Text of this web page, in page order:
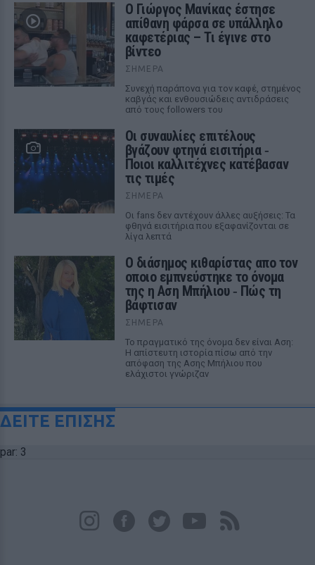
Ο Γιώργος Μανίκας έστησε
απίθανη φάρσα σε υπάλληλο
καφετέριας – Τι έγινε στο
βίντεο
ΣΉΜΕΡΑ
Συνεχή παράπονα για τον καφέ, στημένος
καβγάς και ενθουσιώδεις αντιδράσεις
από τους followers του
Οι συναυλίες επιτέλους
βγάζουν φτηνά εισιτήρια ‑
Ποιοι καλλιτέχνες κατέβασαν
τις τιμές
ΣΉΜΕΡΑ
Οι fans δεν αντέχουν άλλες αυξήσεις: Τα
φθηνά εισιτήρια που εξαφανίζονται σε
λίγα λεπτά
Ο διάσημος κιθαρίστας απο τον
οποιο εμπνεύστηκε το όνομα
της η Αση Μπήλιου ‑ Πώς τη
βάφτισαν
ΣΉΜΕΡΑ
Το πραγματικό της όνομα δεν είναι Αση:
Η απίστευτη ιστορία πίσω από την
απόφαση της Ασης Μπήλιου που
ελάχιστοι γνώριζαν
ΔΕΙΤΕ ΕΠΙΣΗΣ
par: 3